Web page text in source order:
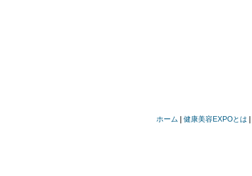
ホーム 健康美容EXPOとは